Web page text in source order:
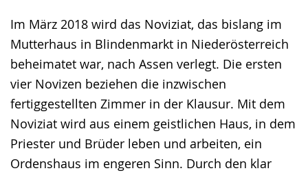
Im März 2018 wird das Noviziat, das bislang im
Mutterhaus in Blindenmarkt in Niederösterreich
beheimatet war, nach Assen verlegt. Die ersten
vier Novizen beziehen die inzwischen
fertiggestellten Zimmer in der Klausur. Mit dem
Noviziat wird aus einem geistlichen Haus, in dem
Priester und Brüder leben und arbeiten, ein
Ordenshaus im engeren Sinn. Durch den klar